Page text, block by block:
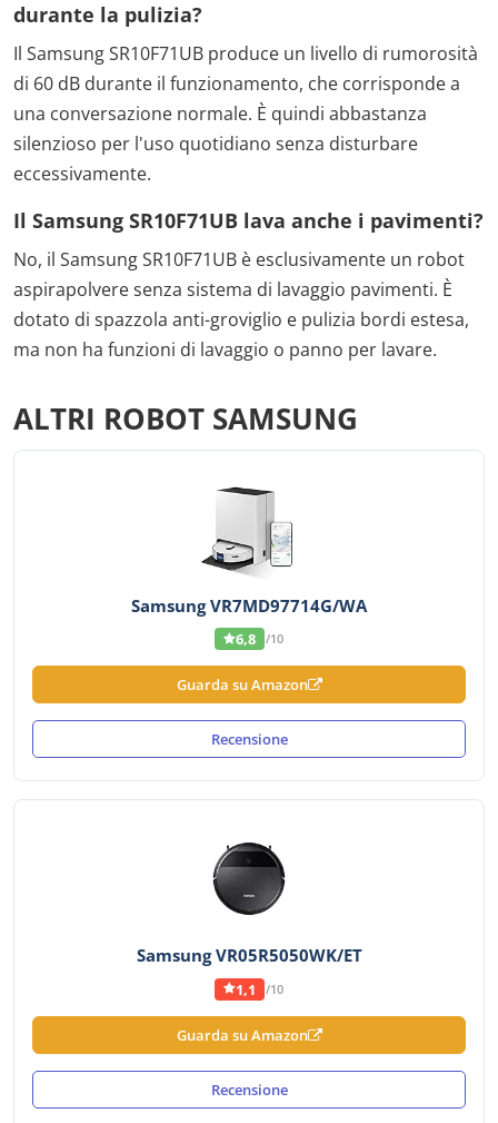
durante la pulizia?
Il Samsung SR10F71UB produce un livello di rumorosità
di 60 dB durante il funzionamento, che corrisponde a
una conversazione normale. È quindi abbastanza
silenzioso per l'uso quotidiano senza disturbare
eccessivamente.
Il Samsung SR10F71UB lava anche i pavimenti?
No, il Samsung SR10F71UB è esclusivamente un robot
aspirapolvere senza sistema di lavaggio pavimenti. È
dotato di spazzola anti-groviglio e pulizia bordi estesa,
ma non ha funzioni di lavaggio o panno per lavare.
ALTRI ROBOT SAMSUNG
Samsung VR7MD97714G/WA
6,8 /10
Guarda su Amazon
Recensione
Samsung VR05R5050WK/ET
1,1 /10
Guarda su Amazon
Recensione